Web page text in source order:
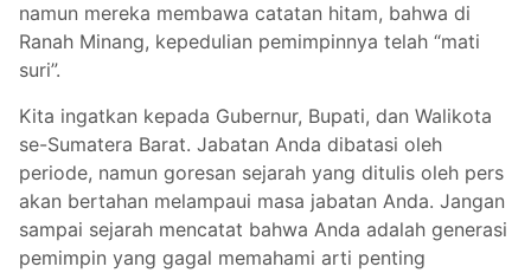
namun mereka membawa catatan hitam, bahwa di
Ranah Minang, kepedulian pemimpinnya telah “mati
suri”.
Kita ingatkan kepada Gubernur, Bupati, dan Walikota
se-Sumatera Barat. Jabatan Anda dibatasi oleh
periode, namun goresan sejarah yang ditulis oleh pers
akan bertahan melampaui masa jabatan Anda. Jangan
sampai sejarah mencatat bahwa Anda adalah generasi
pemimpin yang gagal memahami arti penting